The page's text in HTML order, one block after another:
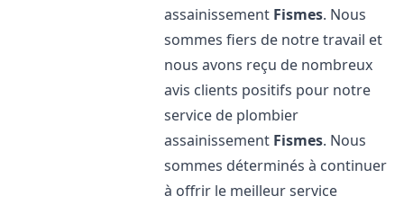
assainissement Fismes. Nous
sommes fiers de notre travail et
nous avons reçu de nombreux
avis clients positifs pour notre
service de plombier
assainissement Fismes. Nous
sommes déterminés à continuer
à offrir le meilleur service